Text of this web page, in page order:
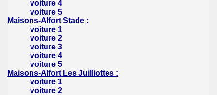
voiture 4
voiture 5
Maisons-Alfort Stade :
voiture 1
voiture 2
voiture 3
voiture 4
voiture 5
Maisons-Alfort Les Juilliottes :
voiture 1
voiture 2